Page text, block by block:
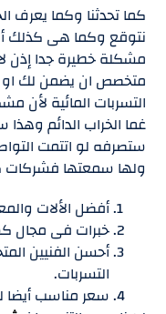
كما تحدثنا وكما يعرف
نتوقع وكما هى كذلك
مشكلة خطيرة جدا إذن
متخصص ان يضمن لك
التسربات المائية لأن
غما الخراب الدائم
ستصرفه لو اتتمت
ولها سمعتها فشركات
أفضل الألات
خبرات فى مجال
أحسن الفنيين
التسربات.
سعر مناسب أيضا